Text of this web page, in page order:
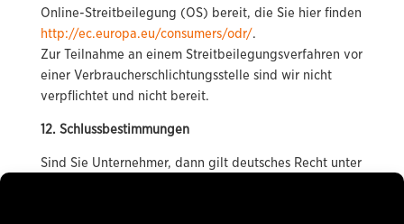
Online-Streitbeilegung (OS) bereit, die Sie hier finden
http://ec.europa.eu/consumers/odr/.
Zur Teilnahme an einem Streitbeilegungsverfahren vor
einer Verbraucherschlichtungsstelle sind wir nicht
verpflichtet und nicht bereit.
12. Schlussbestimmungen
Sind Sie Unternehmer, dann gilt deutsches Recht unter